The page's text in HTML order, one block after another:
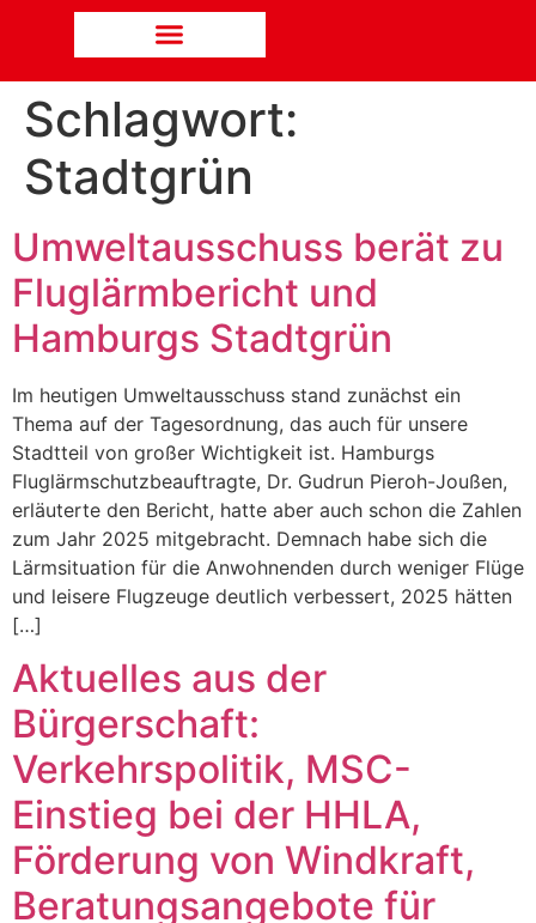
Schlagwort:
Stadtgrün
Umweltausschuss berät zu
Fluglärmbericht und
Hamburgs Stadtgrün
Im heutigen Umweltausschuss stand zunächst ein
Thema auf der Tagesordnung, das auch für unsere
Stadtteil von großer Wichtigkeit ist. Hamburgs
Fluglärmschutzbeauftragte, Dr. Gudrun Pieroh-Joußen,
erläuterte den Bericht, hatte aber auch schon die Zahlen
zum Jahr 2025 mitgebracht. Demnach habe sich die
Lärmsituation für die Anwohnenden durch weniger Flüge
und leisere Flugzeuge deutlich verbessert, 2025 hätten
[…]
Aktuelles aus der
Bürgerschaft:
Verkehrspolitik, MSC-
Einstieg bei der HHLA,
Förderung von Windkraft,
Beratungsangebote für